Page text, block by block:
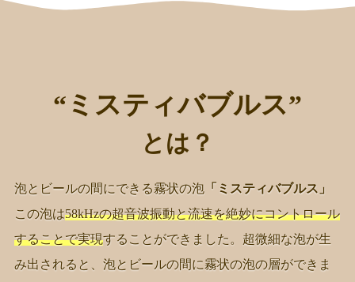
“ミスティバブルス”
とは？
泡とビールの間にできる霧状の泡「ミスティバブルス」
この泡は58kHzの超音波振動と流速を絶妙にコントロール
することで実現することができました。超微細な泡が生
み出されると、泡とビールの間に霧状の泡の層ができま